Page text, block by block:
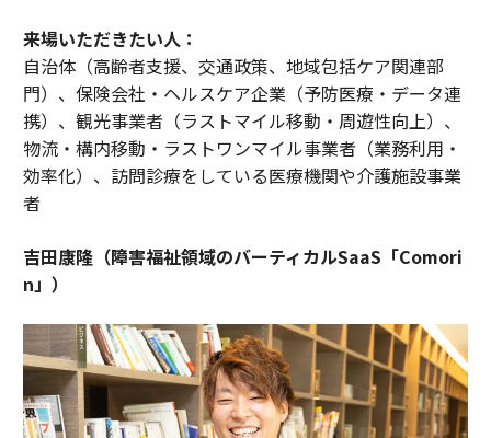
来場いただきたい人：
自治体（高齢者支援、交通政策、地域包括ケア関連部
門）、保険会社・ヘルスケア企業（予防医療・データ連
携）、観光事業者（ラストマイル移動・周遊性向上）、
物流・構内移動・ラストワンマイル事業者（業務利用・
効率化）、訪問診療をしている医療機関や介護施設事業
者
吉田康隆（障害福祉領域のバーティカルSaaS「Comori
n」）